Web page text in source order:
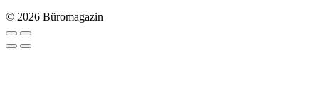
© 2026 Büromagazin